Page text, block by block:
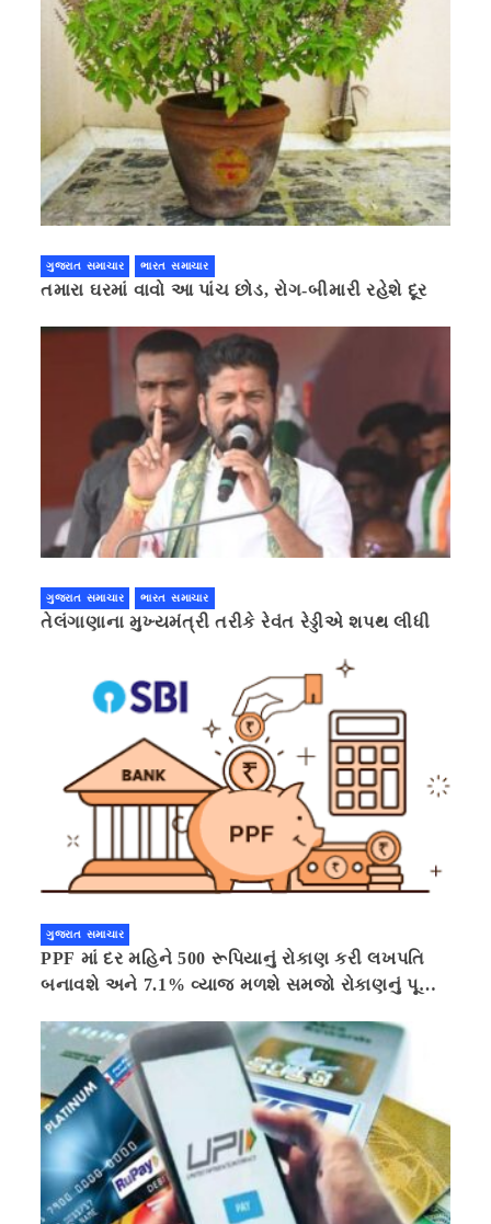
ગુજરાત સમાચાર ભારત સમાચાર
તમારા ઘરમાં વાવો આ પાંચ છોડ, રોગ-બીમારી રહેશે દૂર
ગુજરાત સમાચાર ભારત સમાચાર
તેલંગાણાના મુખ્યમંત્રી તરીકે રેવંત રેડ્ડીએ શપથ લીધી
ગુજરાત સમાચાર
PPF માં દર મહિને 500 રૂપિયાનું રોકાણ કરી લખપતિ
બનાવશે અને 7.1% વ્યાજ મળશે સમજો રોકાણનું પૂરું